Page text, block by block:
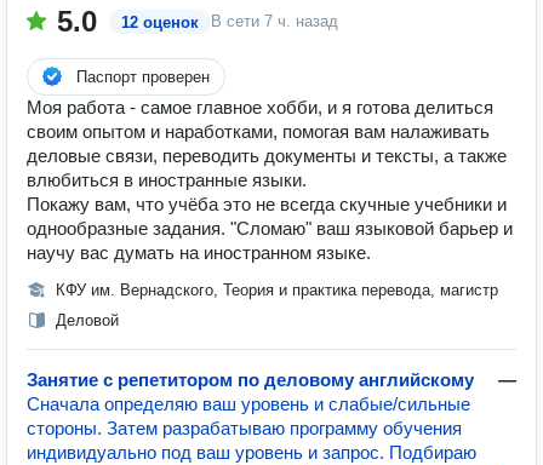
5.0 12 оценок В сети 7 ч. назад
Паспорт проверен
Моя работа - самое главное хобби, и я готова делиться
своим опытом и наработками, помогая вам налаживать
деловые связи, переводить документы и тексты, а также
влюбиться в иностранные языки.
Покажу вам, что учёба это не всегда скучные учебники и
однообразные задания. "Сломаю" ваш языковой барьер и
научу вас думать на иностранном языке.
КФУ им. Вернадского, Теория и практика перевода, магистр
Деловой
Занятие с репетитором по деловому английскому
—
Сначала определяю ваш уровень и слабые/сильные
стороны. Затем разрабатываю программу обучения
индивидуально под ваш уровень и запрос. Подбираю